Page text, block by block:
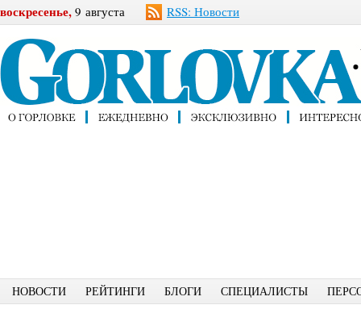
воскресенье, 9 августа RSS: Новости
НОВОСТИ РЕЙТИНГИ БЛОГИ СПЕЦИАЛИСТЫ